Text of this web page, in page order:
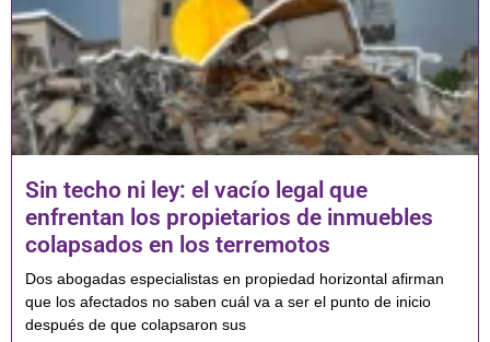
Sin techo ni ley: el vacío legal que
enfrentan los propietarios de inmuebles
colapsados en los terremotos
Dos abogadas especialistas en propiedad horizontal afirman
que los afectados no saben cuál va a ser el punto de inicio
después de que colapsaron sus